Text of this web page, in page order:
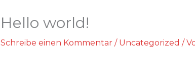
Hello world!
Schreibe einen Kommentar / Uncategorized /